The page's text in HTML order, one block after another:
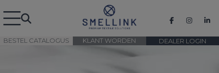
BESTEL CATALOGUS DEALER LOGIN
KLANT WORDEN